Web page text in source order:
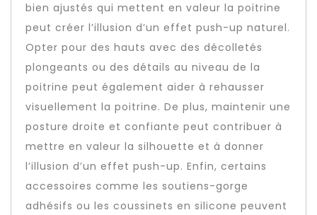
bien ajustés qui mettent en valeur la poitrine
peut créer l’illusion d’un effet push-up naturel.
Opter pour des hauts avec des décolletés
plongeants ou des détails au niveau de la
poitrine peut également aider à rehausser
visuellement la poitrine. De plus, maintenir une
posture droite et confiante peut contribuer à
mettre en valeur la silhouette et à donner
l’illusion d’un effet push-up. Enfin, certains
accessoires comme les soutiens-gorge
adhésifs ou les coussinets en silicone peuvent